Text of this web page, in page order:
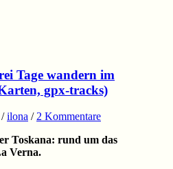
Tage wandern im
gpx-tracks)
/ilona / 2 Kommentare
Toskana: rund um das
Verna.